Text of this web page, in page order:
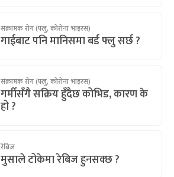
संक्रामक रोग (फ्लु, कोरोना भाइरस)
गाईबाट पनि मानिसमा बर्ड फ्लु सर्छ ?
संक्रामक रोग (फ्लु, कोरोना भाइरस)
गर्मीसँगै सक्रिय हुँदैछ कोभिड, कारण के
हो ?
रेबिज
मुसाले टोकेमा रेबिज हुनसक्छ ?